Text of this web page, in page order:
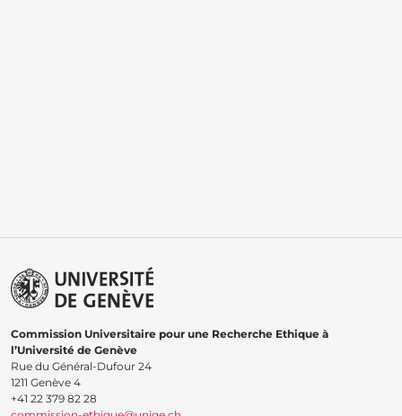
Commission Universitaire pour une Recherche Ethique à
l’Université de Genève
Rue du Général-Dufour 24
1211 Genève 4
+41 22 379 82 28